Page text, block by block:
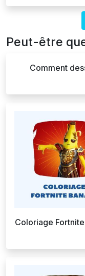
Peut-être
Comment
Coloriage